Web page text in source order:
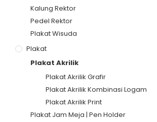
Kalung Rektor
Pedel Rektor
Plakat Wisuda
Plakat
Plakat Akrilik
Plakat Akrilik Grafir
Plakat Akrilik Kombinasi Logam
Plakat Akrilik Print
Plakat Jam Meja | Pen Holder